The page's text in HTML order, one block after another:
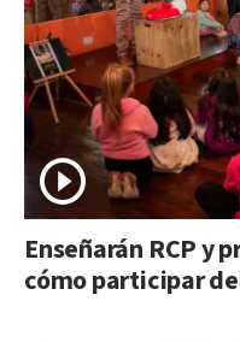
Enseñarán RCP y
cómo participar